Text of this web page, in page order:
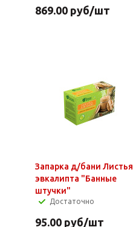
869.00руб/шт
Запарка д/бани Листья
эвкалипта "Банные
штучки"
Достаточно
95.00руб/шт